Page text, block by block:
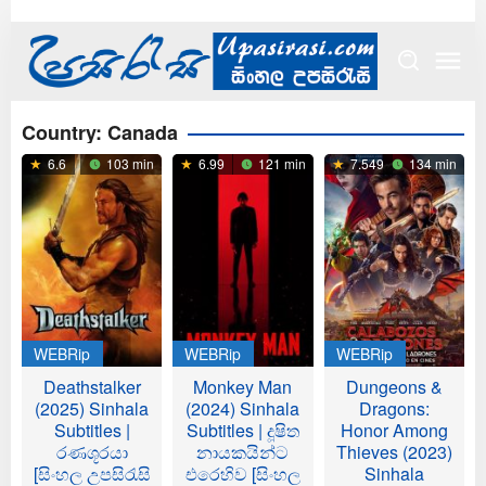
content
Country: Canada
6.6 103 min
WEBRip
Deathstalker
(2025) Sinhala
Subtitles |
රණශූරයා
[සිංහල උපසිරැසි
6.99 121 min
WEBRip
Monkey Man
(2024) Sinhala
Subtitles | දූෂිත
නායකයින්ට
එරෙහිව [සිංහල
7.549 134 min
WEBRip
Dungeons &
Dragons:
Honor Among
Thieves (2023)
Sinhala